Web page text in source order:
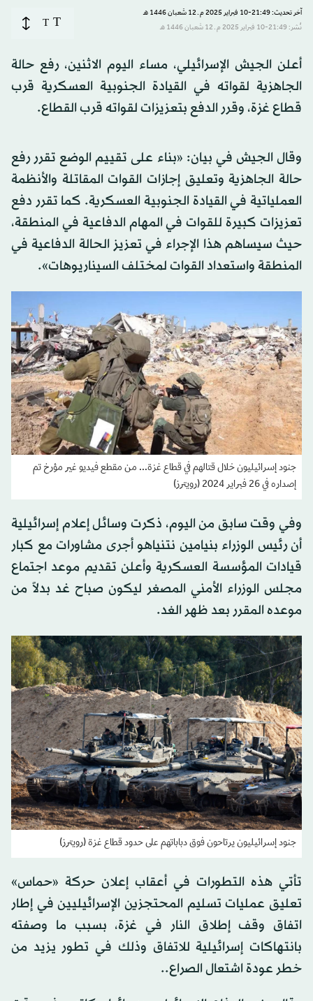
آخر تحديث: 21:49-10 فبراير 2025 م ـ 12 شَعبان 1446 هـ
نُشر: 21:49-10 فبراير 2025 م ـ 12 شَعبان 1446 هـ
T
T
أعلن الجيش الإسرائيلي، مساء اليوم الاثنين، رفع حالة
الجاهزية لقواته في القيادة الجنوبية العسكرية قرب
قطاع غزة، وقرر الدفع بتعزيزات لقواته قرب القطاع.
وقال الجيش في بيان: «بناء على تقييم الوضع تقرر رفع
حالة الجاهزية وتعليق إجازات القوات المقاتلة والأنظمة
العملياتية في القيادة الجنوبية العسكرية. كما تقرر دفع
تعزيزات كبيرة للقوات في المهام الدفاعية في المنطقة،
حيث سيساهم هذا الإجراء في تعزيز الحالة الدفاعية في
المنطقة واستعداد القوات لمختلف السيناريوهات».
جنود إسرائيليون خلال قتالهم في قطاع غزة... من مقطع فيديو غير مؤرخ تم
إصداره في 26 فبراير 2024 (رويترز)
وفي وقت سابق من اليوم، ذكرت وسائل إعلام إسرائيلية
أن رئيس الوزراء بنيامين نتنياهو أجرى مشاورات مع كبار
قيادات المؤسسة العسكرية وأعلن تقديم موعد اجتماع
مجلس الوزراء الأمني المصغر ليكون صباح غد بدلاً من
موعده المقرر بعد ظهر الغد.
جنود إسرائيليون يرتاحون فوق دباباتهم على حدود قطاع غزة (رويترز)
تأتي هذه التطورات في أعقاب إعلان حركة «حماس»
تعليق عمليات تسليم المحتجزين الإسرائيليين في إطار
اتفاق وقف إطلاق النار في غزة، بسبب ما وصفته
بانتهاكات إسرائيلية للاتفاق وذلك في تطور يزيد من
خطر عودة اشتعال الصراع..